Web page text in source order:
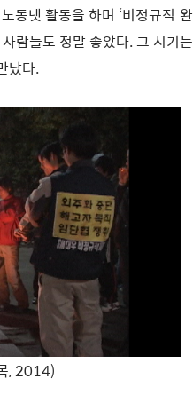
동넷 활동을 하며 ‘비정규직
람들도 정말 좋았다. 그 시기
났다.
, 2014)